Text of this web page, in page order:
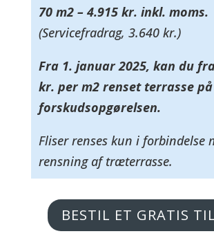
70 m2 – 4.915 kr. inkl. moms.
(Servicefradrag, 3.640 kr.)
Fra 1. januar 2025, kan du
kr. per m2 renset terrasse på
forskudsopgørelsen.
Fliser renses kun i forbindelse
rensning af træterrasse.
BESTIL ET GRATIS